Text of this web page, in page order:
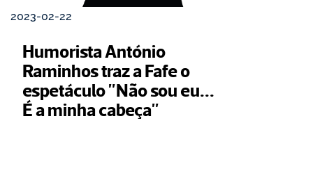
2023-02-22
Humorista António
Raminhos traz a Fafe o
espetáculo "Não sou eu...
É a minha cabeça"